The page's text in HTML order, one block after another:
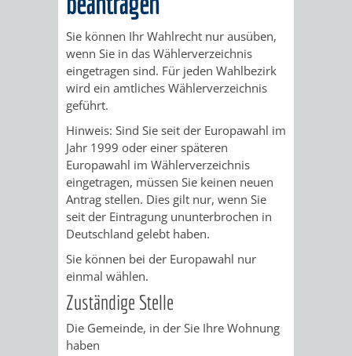
HILFE
MENSCHEN
MIT
BEHINDERUNG
MENSCHEN
MIT
DEMENZ
MIGRANTEN
/
FLÜCHTLINGE
BAUHERREN
BAUHERRENBERATUNG
GRUNDSTÜCKSWERTERMITTLUNG
DENKMALSCHUTZ
AUFGABEN
DER
STEUERVORTEILE
SATZUNGEN
VERKAUF
STÄDTISCHER
BAUPLÄTZE
BERATUNGSERGEBNISSE
/
SITZUNGSUNTERLAGEN
UMLEGUNGSAUSSCHUSS
BERATENDE
AUSSCHÜSSE
BÜRGERMEISTER
ÄMTER
Sie können Ihr Wahlrecht nur ausüben,
wenn Sie in das Wählerverzeichnis
eingetragen sind. Für jeden Wahlbezirk
wird ein amtliches Wählerverzeichnis
geführt.
Hinweis: Sind Sie seit der Europawahl im
Jahr 1999 oder einer späteren
Europawahl im Wählerverzeichnis
eingetragen, müssen Sie keinen neuen
Antrag stellen. Dies gilt nur, wenn Sie
seit der Eintragung ununterbrochen in
Deutschland gelebt haben.
Sie können bei der Europawahl nur
einmal wählen.
Zuständige Stelle
Die Gemeinde, in der Sie Ihre Wohnung
haben